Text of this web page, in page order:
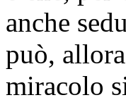
anche
può,
miracolo